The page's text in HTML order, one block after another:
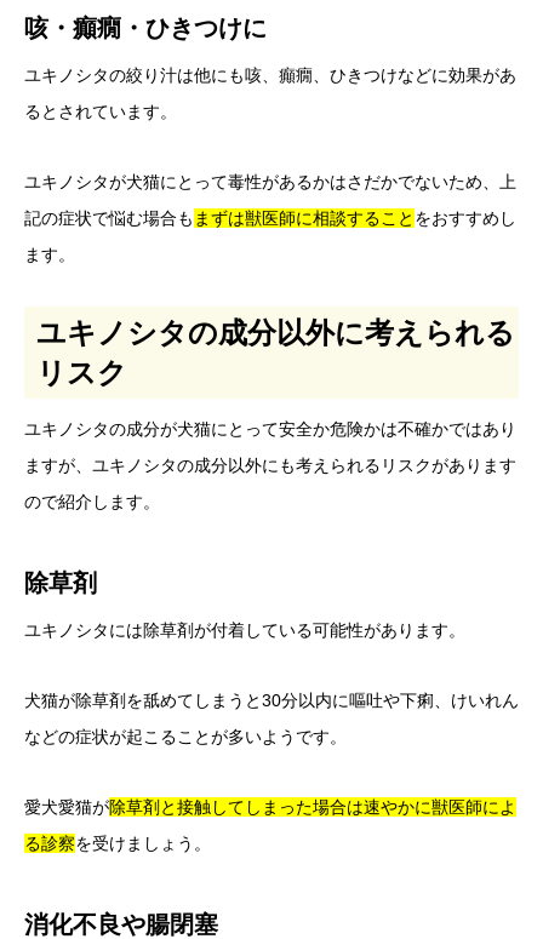
咳・癲癇・ひきつけに
ユキノシタの絞り汁は他にも咳、癲癇、ひきつけなどに効果があ
るとされています。
ユキノシタが犬猫にとって毒性があるかはさだかでないため、上
記の症状で悩む場合も まずは獣医師に相談すること をおすすめし
ます。
ユキノシタの成分以外に考えられる
リスク
ユキノシタの成分が犬猫にとって安全か危険かは不確かではあり
ますが、ユキノシタの成分以外にも考えられるリスクがあります
ので紹介します。
除草剤
ユキノシタには除草剤が付着している可能性があります。
犬猫が除草剤を舐めてしまうと30分以内に嘔吐や下痢、けいれん
などの症状が起こることが多いようです。
愛犬愛猫が除草剤と接触してしまった場合は速やかに獣医師によ
る診察を受けましょう。
消化不良や腸閉塞